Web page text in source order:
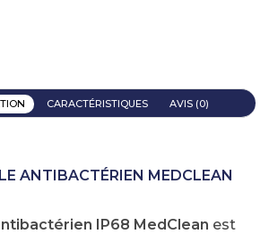
CARACTÉRISTIQUES AVIS (0)
ANTIBACTÉRIEN MEDCLEAN
IP68 MedClean est